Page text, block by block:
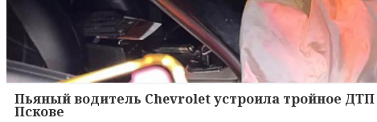
Пьяный водитель Chevrolet устроила тройное
Пскове